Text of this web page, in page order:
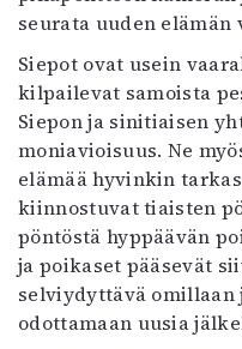
seurata uuden elämän
Siepot ovat usein
kilpailevat samoista
Siepon ja sinitiaisen
moniavioisuus. Ne
elämää hyvinkin
kiinnostuvat tiaisten
pöntöstä hyppäävän
ja poikaset pääsevät
selviydyttävä
odottamaan uusia